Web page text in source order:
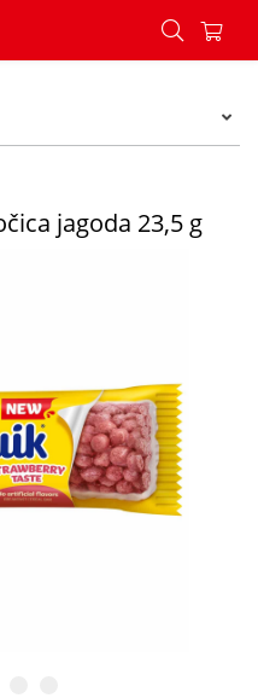
pločica jagoda 23,5 g -
jagoda 23,5 g